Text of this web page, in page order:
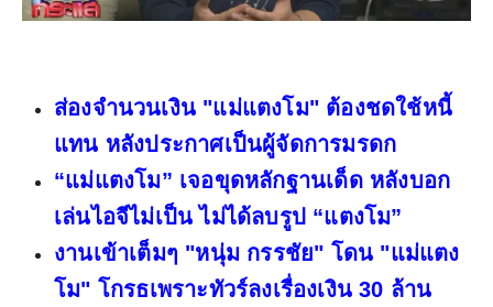
ส่องจำนวนเงิน "แม่แตงโม" ต้องชดใช้หนี้
แทน หลังประกาศเป็นผู้จัดการมรดก
“แม่แตงโม” เจอขุดหลักฐานเด็ด หลังบอก
เล่นไอจีไม่เป็น ไม่ได้ลบรูป “แตงโม”
งานเข้าเต็มๆ "หนุ่ม กรรชัย" โดน "แม่แตง
โม" โกรธเพราะทัวร์ลงเรื่องเงิน 30 ล้าน